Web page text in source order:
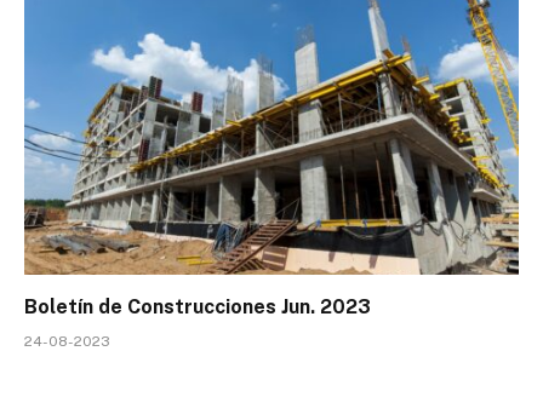
Boletín de Construcciones Jun. 2023
24-08-2023